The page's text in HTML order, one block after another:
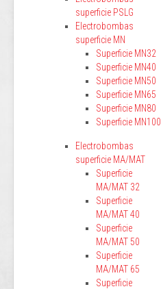
superficie PSLG
Electrobombas
superficie MN
Superficie MN32
Superficie MN40
Superficie MN50
Superficie MN65
Superficie MN80
Superficie MN100
Electrobombas
superficie MA/MAT
Superficie
MA/MAT 32
Superficie
MA/MAT 40
Superficie
MA/MAT 50
Superficie
MA/MAT 65
Superficie